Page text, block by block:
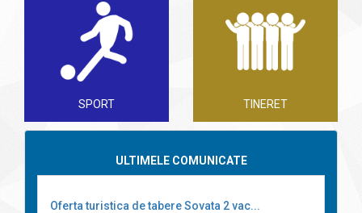
SPORT TINERET
ULTIMELE COMUNICATE
Oferta turistica de tabere Sovata 2 vac...